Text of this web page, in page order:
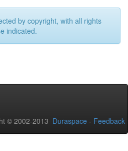
by copyright, with all rights
indicated.
© 2002-2013 Duraspace - Feedback